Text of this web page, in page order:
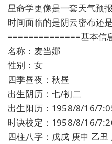
星命学更像是一套天气预
时间面临的是阴云密布还
==============基本信
名称：麦当娜
性别：女
四季昼夜：秋昼
出生阴历：七/初二
出生阳历：1958/8/16/
时诀校定：1958/8/16/
四柱八字：戊戌 庚申 乙丑